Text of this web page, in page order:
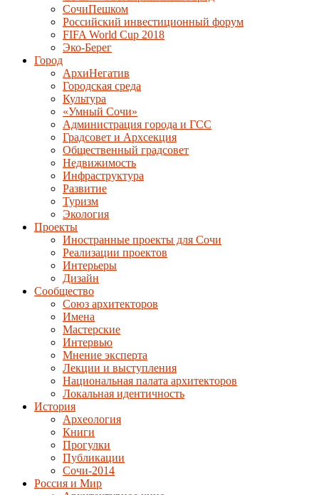
СочиПешком
Российский инвестиционный форум
FIFA World Cup 2018
Эко-Берег
Город
АрхиНегатив
Городская среда
Культура
«Умный Сочи»
Администрация города и ГСС
Градсовет и Архсекция
Общественный градсовет
Недвижимость
Инфраструктура
Развитие
Туризм
Экология
Проекты
Иностранные проекты для Сочи
Реализации проектов
Интерьеры
Дизайн
Сообщество
Союз архитекторов
Имена
Мастерские
Интервью
Мнение эксперта
Лекции и выступления
Национальная палата архитекторов
Локальная идентичность
История
Археология
Книги
Прогулки
Публикации
Сочи-2014
Россия и Мир